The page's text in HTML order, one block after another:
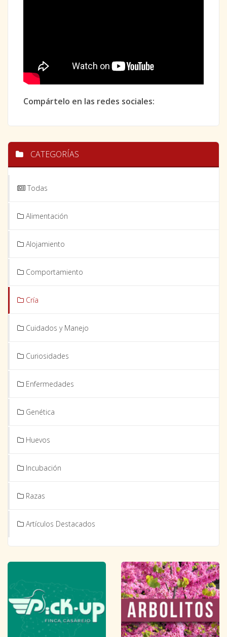
Compártelo en las redes sociales:
CATEGORÍAS
Todas
Alimentación
Alojamiento
Comportamiento
Cría
Cuidados y Manejo
Curiosidades
Enfermedades
Genética
Huevos
Incubación
Razas
Artículos Destacados